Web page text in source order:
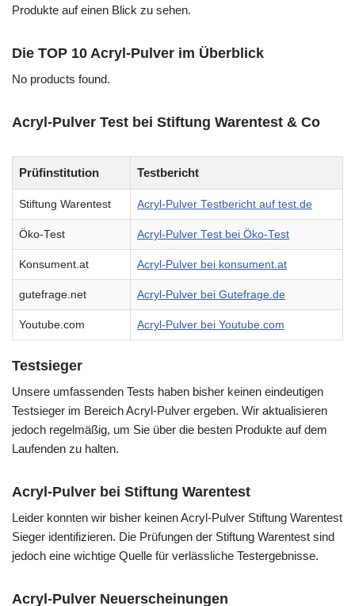
Produkte auf einen Blick zu sehen.
Die TOP 10 Acryl-Pulver im Überblick
No products found.
Acryl-Pulver Test bei Stiftung Warentest & Co
Prüfinstitution Testbericht
Stiftung Warentest Acryl-Pulver Testbericht auf test.de
Öko-Test Acryl-Pulver Test bei Öko-Test
Konsument.at Acryl-Pulver bei konsument.at
gutefrage.net Acryl-Pulver bei Gutefrage.de
Youtube.com Acryl-Pulver bei Youtube.com
Testsieger
Unsere umfassenden Tests haben bisher keinen eindeutigen
Testsieger im Bereich Acryl-Pulver ergeben. Wir aktualisieren
jedoch regelmäßig, um Sie über die besten Produkte auf dem
Laufenden zu halten.
Acryl-Pulver bei Stiftung Warentest
Leider konnten wir bisher keinen Acryl-Pulver Stiftung Warentest
Sieger identifizieren. Die Prüfungen der Stiftung Warentest sind
jedoch eine wichtige Quelle für verlässliche Testergebnisse.
Acryl-Pulver Neuerscheinungen